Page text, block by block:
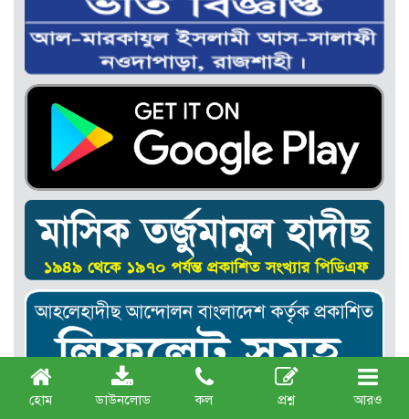
হোম ডাউনলোড কল প্রশ্ন আরও